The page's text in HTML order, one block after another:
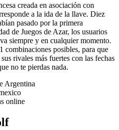
creada en asociación con
a la ida de la llave. Diez
pasado por la primera
de Juegos de Azar, los usuarios
siempre y en cualquier momento.
combinaciones posibles, para que
rivales más fuertes con las fechas
no te pierdas nada.
Argentina
online